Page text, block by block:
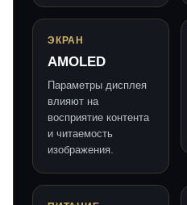
ЭКРАН
AMOLED
Параметры дисплея
влияют на
восприятие контента
и читаемость
изображения.